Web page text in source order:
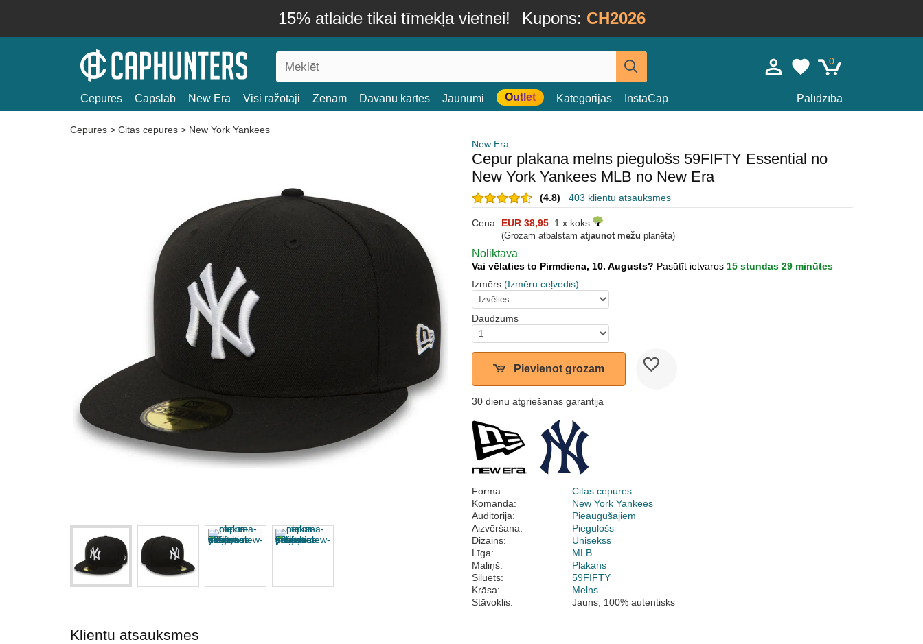
15% atlaide tikai tīmekļa vietnei! Kupons: CH2026
0
Cepures Capslab New Era Visi ražotāji Zēnam Dāvanu kartes Jaunumi Outlet Kategorijas InstaCap Palīdzība
Cepures > Citas cepures > New York Yankees
New Era
Cepur plakana melns piegulošs 59FIFTY Essential no
New York Yankees MLB no New Era
(4.8) 403 klientu atsauksmes
Cena: EUR 38,95 1 x koks
(Grozam atbalstam atjaunot mežu planēta)
Noliktavā
Vai vēlaties to Pirmdiena, 10. Augusts? Pasūtīt ietvaros 15 stundas 29 minūtes
Izmērs (Izmēru ceļvedis)
Daudzums
Pievienot grozam
30 dienu atgriešanas garantija
Forma:
Citas cepures
Komanda:
New York Yankees
Auditorija:
Pieaugušajiem
Aizvēršana:
Piegulošs
Dizains:
Unisekss
Līga:
MLB
Maliņš:
Plakans
Siluets:
59FIFTY
Krāsa:
Melns
Stāvoklis:
Jauns; 100% autentisks
Klientu atsauksmes